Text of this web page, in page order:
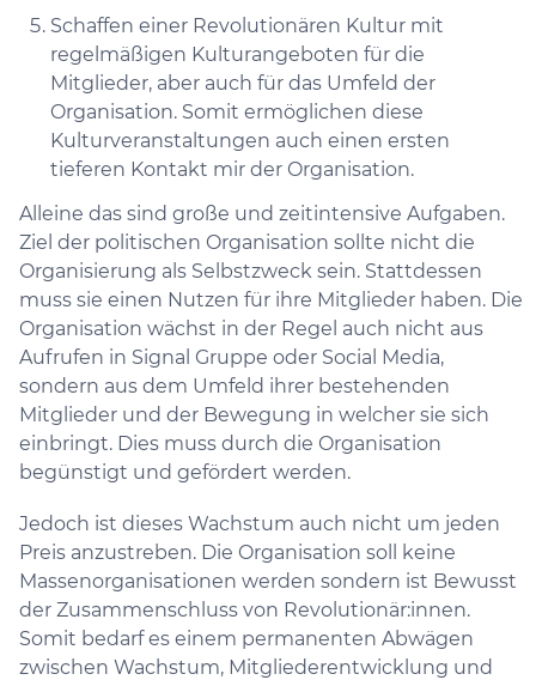
Schaffen einer Revolutionären Kultur mit
regelmäßigen Kulturangeboten für die
Mitglieder, aber auch für das Umfeld der
Organisation. Somit ermöglichen diese
Kulturveranstaltungen auch einen ersten
tieferen Kontakt mir der Organisation.
Alleine das sind große und zeitintensive Aufgaben.
Ziel der politischen Organisation sollte nicht die
Organisierung als Selbstzweck sein. Stattdessen
muss sie einen Nutzen für ihre Mitglieder haben. Die
Organisation wächst in der Regel auch nicht aus
Aufrufen in Signal Gruppe oder Social Media,
sondern aus dem Umfeld ihrer bestehenden
Mitglieder und der Bewegung in welcher sie sich
einbringt. Dies muss durch die Organisation
begünstigt und gefördert werden.
Jedoch ist dieses Wachstum auch nicht um jeden
Preis anzustreben. Die Organisation soll keine
Massenorganisationen werden sondern ist Bewusst
der Zusammenschluss von Revolutionär:innen.
Somit bedarf es einem permanenten Abwägen
zwischen Wachstum, Mitgliederentwicklung und